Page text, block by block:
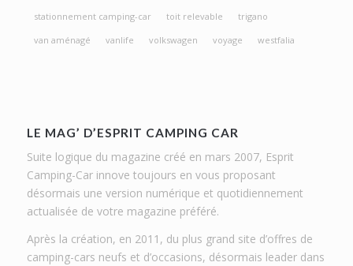
stationnement camping-car
toit relevable
trigano
van aménagé
vanlife volkswagen voyage westfalia
LE MAG’ D’ESPRIT CAMPING CAR
Suite logique du magazine créé en mars 2007, Esprit
Camping-Car innove toujours en vous proposant
désormais une version numérique et quotidiennement
actualisée de votre magazine préféré.
Après la création, en 2011, du plus grand site d’offres de
camping-cars neufs et d’occasions, désormais leader dans